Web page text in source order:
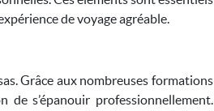
de voyage agréable.
Grâce aux nombreuses formations
de s’épanouir professionnellement.